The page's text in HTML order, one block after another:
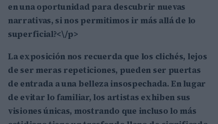
en una oportunidad para descubrir nuevas
narrativas, si nos permitimos ir más allá de lo
superficial?<\/p>
La exposición nos recuerda que los clichés, lejos
de ser meras repeticiones, pueden ser puertas
de entrada a una belleza insospechada. En lugar
de evitar lo familiar, los artistas exhiben sus
visiones únicas, mostrando que incluso lo más